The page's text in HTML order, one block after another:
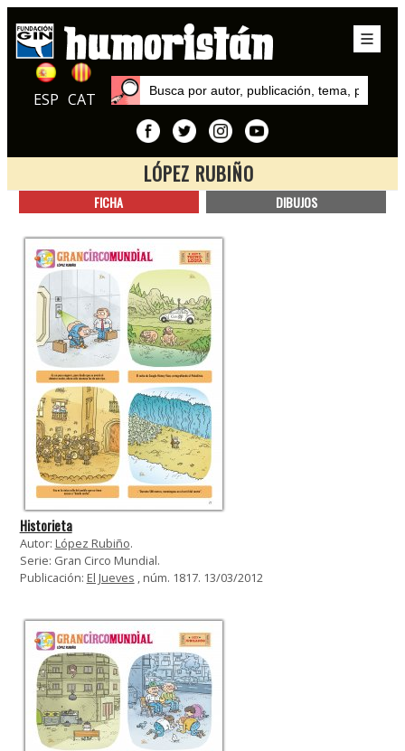
ESP CAT
LÓPEZ RUBIÑO
López Rubiño
FICHA DIBUJOS
Historieta
Autor: López Rubiño.
Serie: Gran Circo Mundial.
Publicación: El Jueves , núm. 1817. 13/03/2012